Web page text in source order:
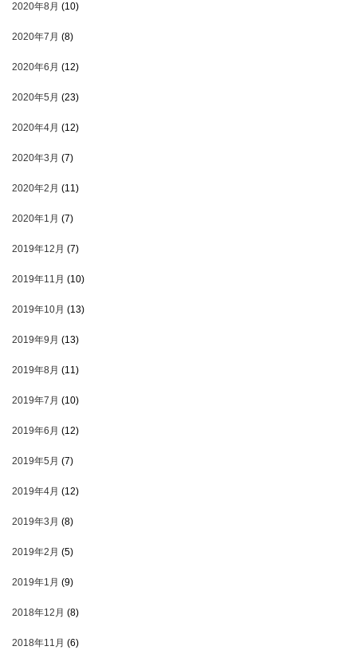
2020年8月 (10)
2020年7月 (8)
2020年6月 (12)
2020年5月 (23)
2020年4月 (12)
2020年3月 (7)
2020年2月 (11)
2020年1月 (7)
2019年12月 (7)
2019年11月 (10)
2019年10月 (13)
2019年9月 (13)
2019年8月 (11)
2019年7月 (10)
2019年6月 (12)
2019年5月 (7)
2019年4月 (12)
2019年3月 (8)
2019年2月 (5)
2019年1月 (9)
2018年12月 (8)
2018年11月 (6)